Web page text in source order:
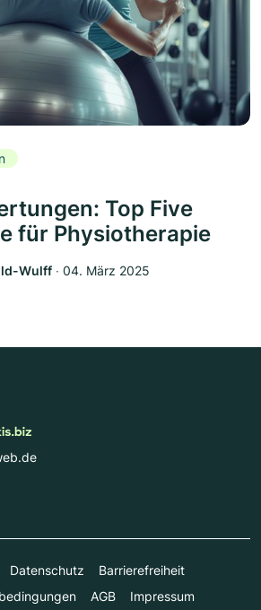
Top Five
für Physiotherapie
Wulff ‧ 04. März 2025
Datenschutz
Barrierefreiheit
AGB Impressum